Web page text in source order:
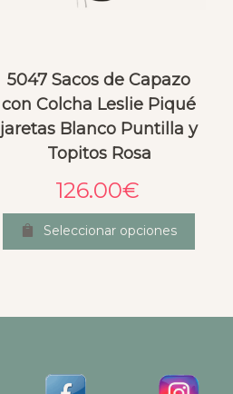
5047 Sacos de Capazo
con Colcha Leslie Piqué
jaretas Blanco Puntilla y
Topitos Rosa
126.00€
Seleccionar opciones